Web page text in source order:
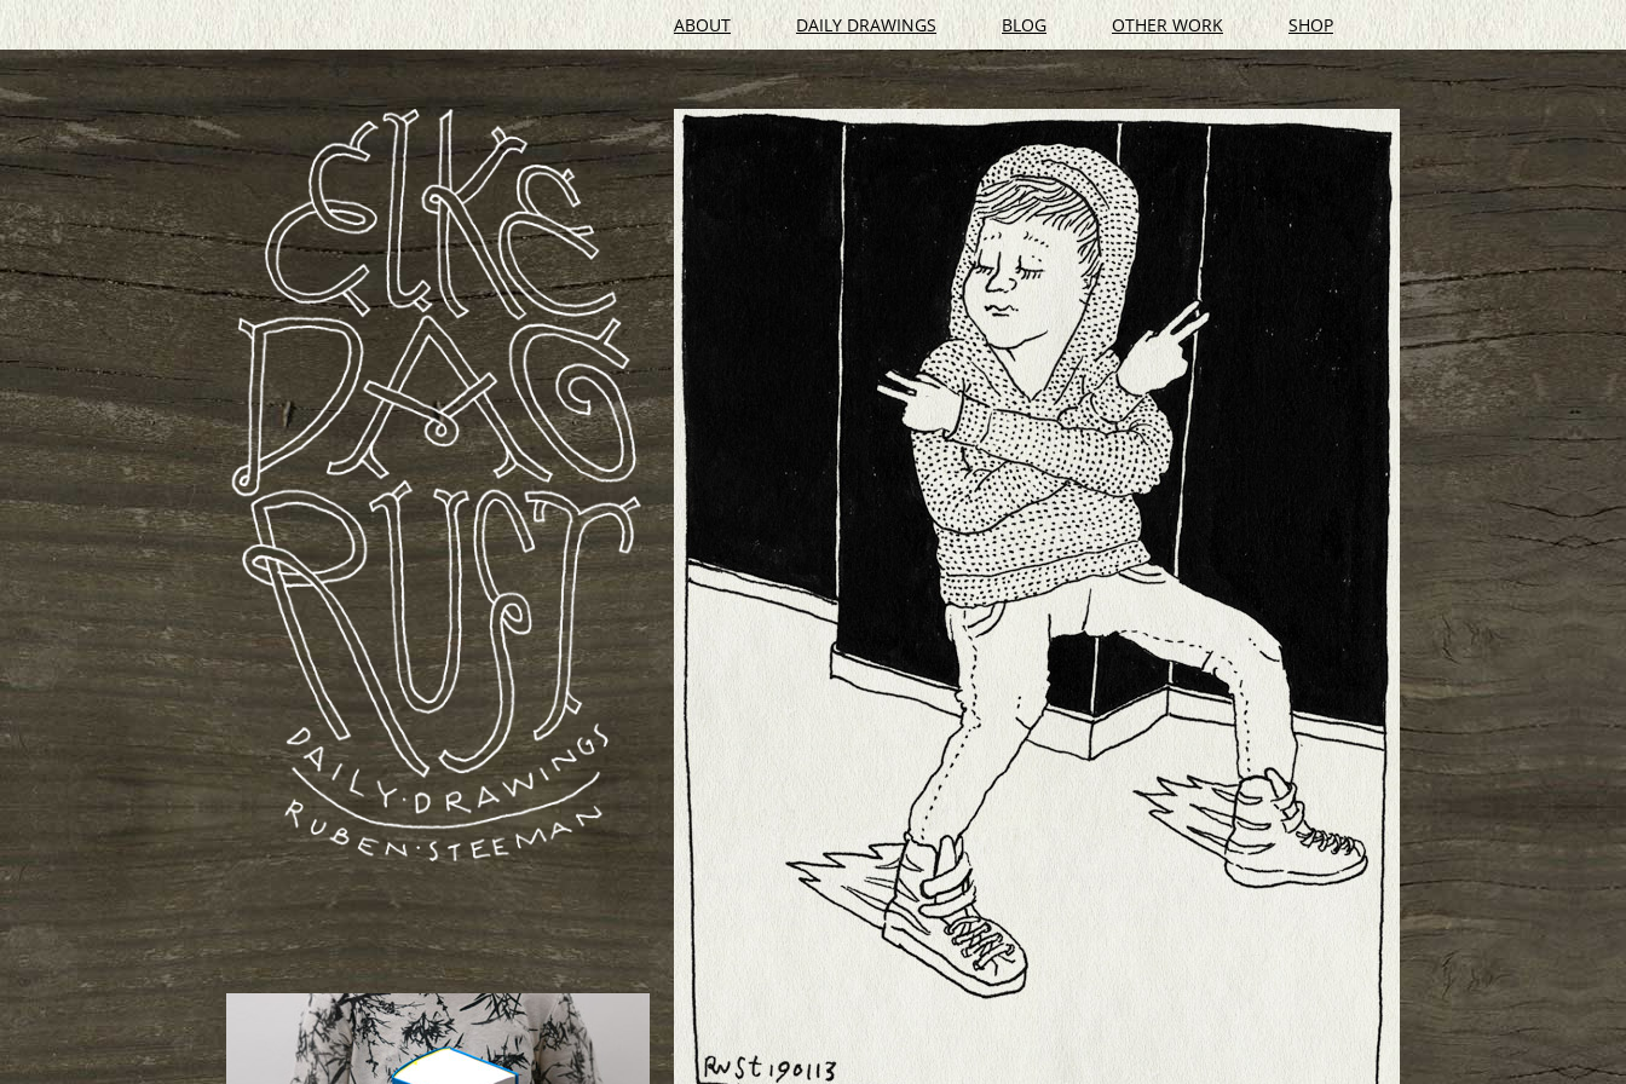
ABOUT DAILY DRAWINGS BLOG OTHER WORK SHOP